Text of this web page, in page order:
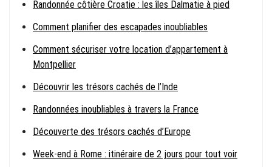
Randonnée côtière Croatie : les îles Dalmatie à pied
Comment planifier des escapades inoubliables
Comment sécuriser votre location d’appartement à
Montpellier
Découvrir les trésors cachés de l’Inde
Randonnées inoubliables à travers la France
Découverte des trésors cachés d’Europe
Week-end à Rome : itinéraire de 2 jours pour tout voir